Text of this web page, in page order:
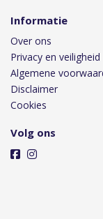
Informatie
Over ons
Privacy en veiligheid
Algemene
Disclaimer
Cookies
Volg ons